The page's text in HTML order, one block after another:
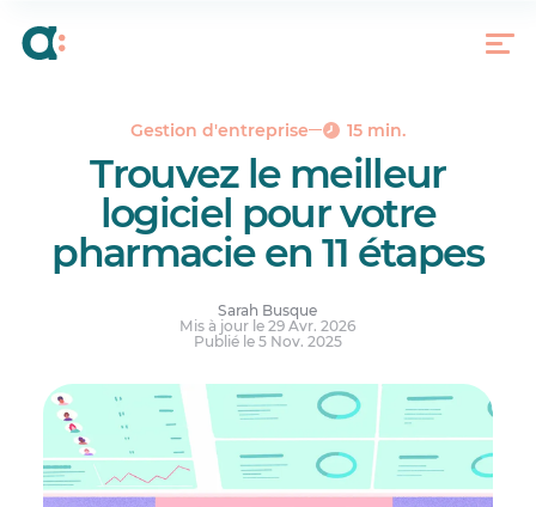
Gestion d'entreprise 15 min.
Trouvez le meilleur
logiciel pour votre
pharmacie en 11 étapes
Sarah Busque
Mis à jour le 29 Avr. 2026
Publié le 5 Nov. 2025
essentielles au bon fonctionnement d’une
pharmacie
Logiciels couramment utilisés dans les
Comment choisir le meilleur logiciel de gestion
de pharmacie?
Pourquoi les pharmacies devraient-elles utiliser
des logiciels professionnels?
Comment Agendrix peut aider votre pharmacie?
Réponses à vos questions.